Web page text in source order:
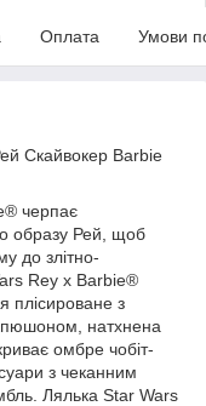
Оплата Умови
Скайвокер Barbie
черпає
образу Рей, щоб
до злітно-
Rey x Barbie®
плісироване з
натхнена
омбре чобіт-
з чеканним
Лялька Star Wars